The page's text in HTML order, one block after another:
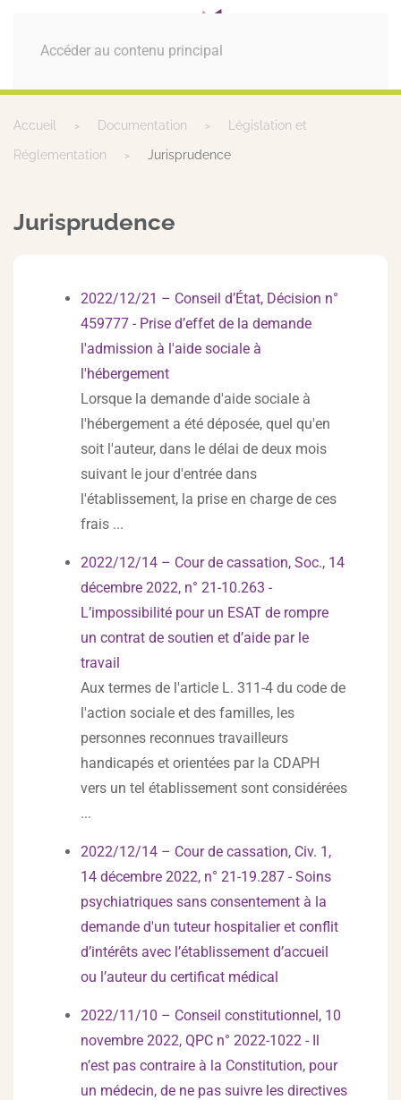
Accéder au contenu principal
MENU
Accueil Documentation Législation et
Réglementation Jurisprudence
Jurisprudence
2022/12/21 – Conseil d’État, Décision n°
459777 - Prise d’effet de la demande
l'admission à l'aide sociale à
l'hébergement
Lorsque la demande d'aide sociale à
l'hébergement a été déposée, quel qu'en
soit l'auteur, dans le délai de deux mois
suivant le jour d'entrée dans
l'établissement, la prise en charge de ces
frais ...
2022/12/14 – Cour de cassation, Soc., 14
décembre 2022, n° 21-10.263 -
L’impossibilité pour un ESAT de rompre
un contrat de soutien et d’aide par le
travail
Aux termes de l'article L. 311-4 du code de
l'action sociale et des familles, les
personnes reconnues travailleurs
handicapés et orientées par la CDAPH
vers un tel établissement sont considérées
...
2022/12/14 – Cour de cassation, Civ. 1,
14 décembre 2022, n° 21-19.287 - Soins
psychiatriques sans consentement à la
demande d'un tuteur hospitalier et conflit
d’intérêts avec l’établissement d’accueil
ou l’auteur du certificat médical
2022/11/10 – Conseil constitutionnel, 10
novembre 2022, QPC n° 2022-1022 - Il
n’est pas contraire à la Constitution, pour
un médecin, de ne pas suivre les directives